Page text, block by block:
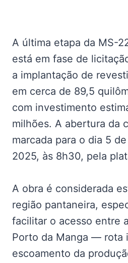
A última etapa da MS-
está em fase de
a implantação de
em cerca de 89,5
com investimento
milhões. A abertura da
marcada para o dia 5
2025, às 8h30, pela
A obra é considerada
região pantaneira,
facilitar o acesso entre
Porto da Manga — rota
escoamento da